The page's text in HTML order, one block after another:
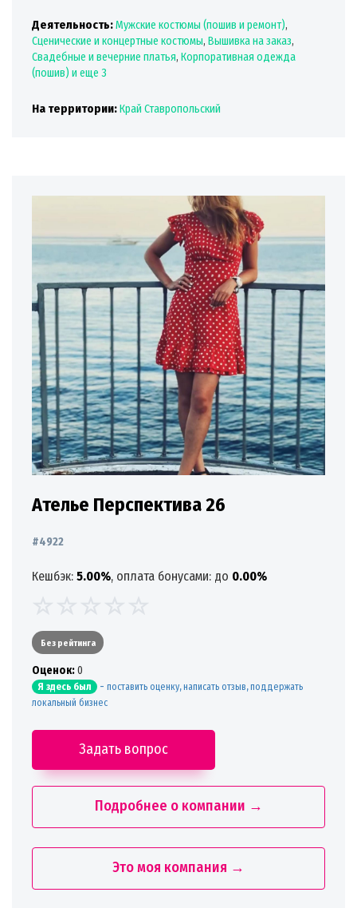
Деятельность:Мужские костюмы (пошив и ремонт),
Сценические и концертные костюмы, Вышивка на заказ,
Свадебные и вечерние платья, Корпоративная одежда
(пошив) и еще 3
На территории:Край Ставропольский
Ателье Перспектива 26
#4922
Кешбэк: 5.00%, оплата бонусами: до 0.00%
Без рейтинга
Oценок:0
Я здесь был - поставить оценку, написать отзыв, поддержать
локальный бизнес
Задать вопрос
Подробнее о компании →
Это моя компания →